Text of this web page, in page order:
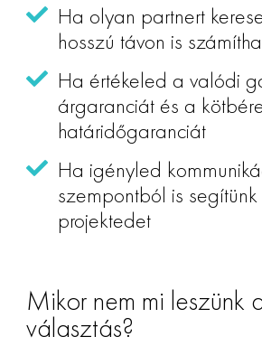
Ha olyan partnert
hosszú távon is
Ha értékeled a valódi
árgaranciát és a
határidőgaranciát
Ha igényled
szempontból is
projektedet
Mikor nem mi leszünk
választás?